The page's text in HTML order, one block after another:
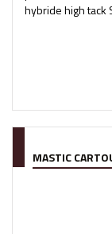
hybride high tack
MASTIC